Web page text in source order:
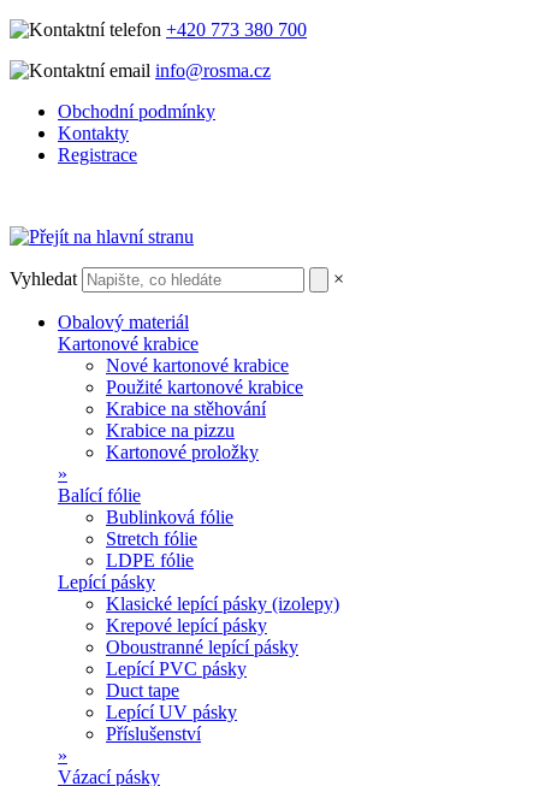
+420 773 380 700
info@rosma.cz
Obchodní podmínky
Kontakty
Registrace
Vyhledat ×
Obalový materiál
Kartonové krabice
Nové kartonové krabice
Použité kartonové krabice
Krabice na stěhování
Krabice na pizzu
Kartonové proložky
»
Balící fólie
Bublinková fólie
Stretch fólie
LDPE fólie
Lepící pásky
Klasické lepící pásky (izolepy)
Krepové lepící pásky
Oboustranné lepící pásky
Lepící PVC pásky
Duct tape
Lepící UV pásky
Příslušenství
»
Vázací pásky